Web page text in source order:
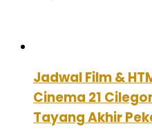
Jadwal Film &
Cinema 21
Tayang Akhir